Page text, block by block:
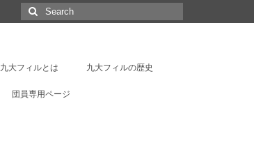
Search
for:
九大フィルとは 九大フィルの歴史
団員専用ページ